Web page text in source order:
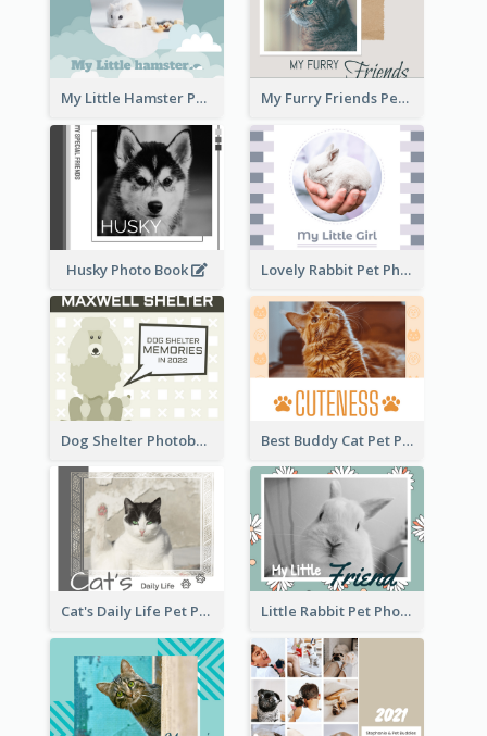
My Little Hamster Pet Photo Book My Furry Friends Pet Photo Book
Husky Photo Book Lovely Rabbit Pet Photo Book
Dog Shelter Photobook Diagram Best Buddy Cat Pet Photo Book
Cat's Daily Life Pet Photo Book Little Rabbit Pet Photo Book